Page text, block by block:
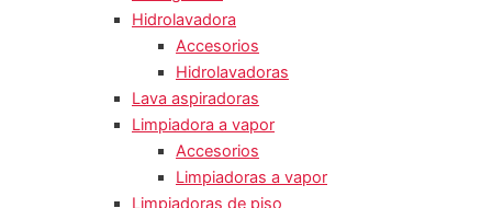
Hidrolavadora
Accesorios
Hidrolavadoras
Lava aspiradoras
Limpiadora a vapor
Accesorios
Limpiadoras a vapor
Limpiadoras de piso